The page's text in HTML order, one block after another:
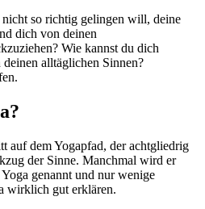
so richtig gelingen will, deine
dich von deinen
Wie kannst du dich
alltäglichen Sinnen?
auf dem Yogapfad, der achtgliedrig
der Sinne. Manchmal wird er
genannt und nur wenige
wirklich gut erklären.